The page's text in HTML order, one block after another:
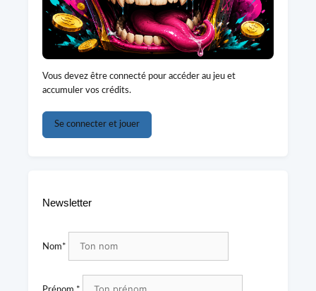
Vous devez être connecté pour accéder au jeu et
accumuler vos crédits.
Se connecter et jouer
Newsletter
Nom*